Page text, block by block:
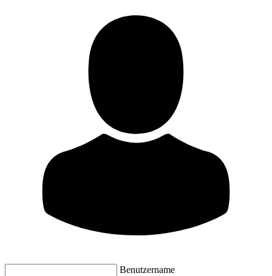
Benutzername